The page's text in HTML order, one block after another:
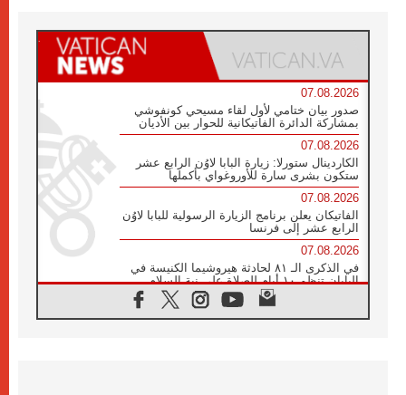
07.08.2026
صدور بيان ختامي لأول لقاء مسيحي كونفوشي
بمشاركة الدائرة الفاتيكانية للحوار بين الأديان
07.08.2026
الكاردينال ستورلا: زيارة البابا لاوُن الرابع عشر
ستكون بشرى سارة للأوروغواي بأكملها
07.08.2026
الفاتيكان يعلن برنامج الزيارة الرسولية للبابا لاوُن
الرابع عشر إلى فرنسا
07.08.2026
في الذكرى الـ ٨١ لحادثة هيروشيما الكنيسة في
اليابان تنظم ١٠ أيام للصلاة على نية السلام
الكنيسة في الأوروغواي: زيارة البابا ستعزز